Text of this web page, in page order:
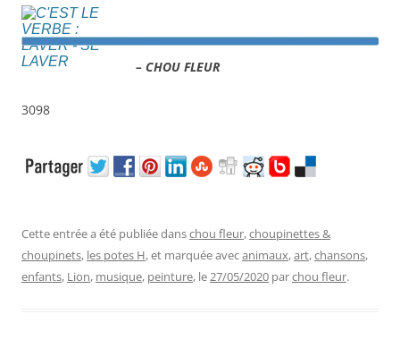
– CHOU FLEUR
3098
Cette entrée a été publiée danschou fleur,choupinettes &
choupinets, les potes H, et marquée avecanimaux,art,chansons,
enfants, Lion, musique, peinture, le27/05/2020 parchou fleur.